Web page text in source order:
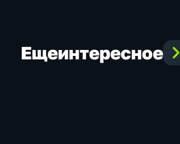
Ещеинтересное